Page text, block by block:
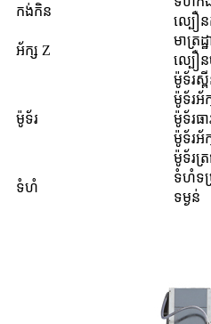
កង់កិន
ល្បឿ
អ័ក្ស Z
មាត្រ
ល្បឿ
ម៉ូទ័រ
ម៉ូទ័រស្
ម៉ូទ័រអ័
ម៉ូទ័រធា
ម៉ូទ័រអ័
ម៉ូទ័រត្
ទំហំ
ទំហំទ
ទម្ងន់